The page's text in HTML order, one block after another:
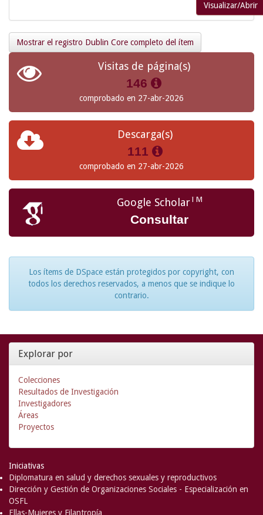
Visualizar/Abrir
Mostrar el registro Dublin Core completo del ítem
Visitas de página(s)
146
comprobado en 27-abr-2026
Descarga(s)
111
comprobado en 27-abr-2026
Google ScholarTM
Consultar
Los ítems de DSpace están protegidos por copyright, con
todos los derechos reservados, a menos que se indique lo
contrario.
Explorar por
Colecciones
Resultados de Investigación
Investigadores
Áreas
Proyectos
Iniciativas
Diplomatura en salud y derechos sexuales y reproductivos
Dirección y Gestión de Organizaciones Sociales - Especialización en
OSFL
Ellas-Mujeres y Filantropía